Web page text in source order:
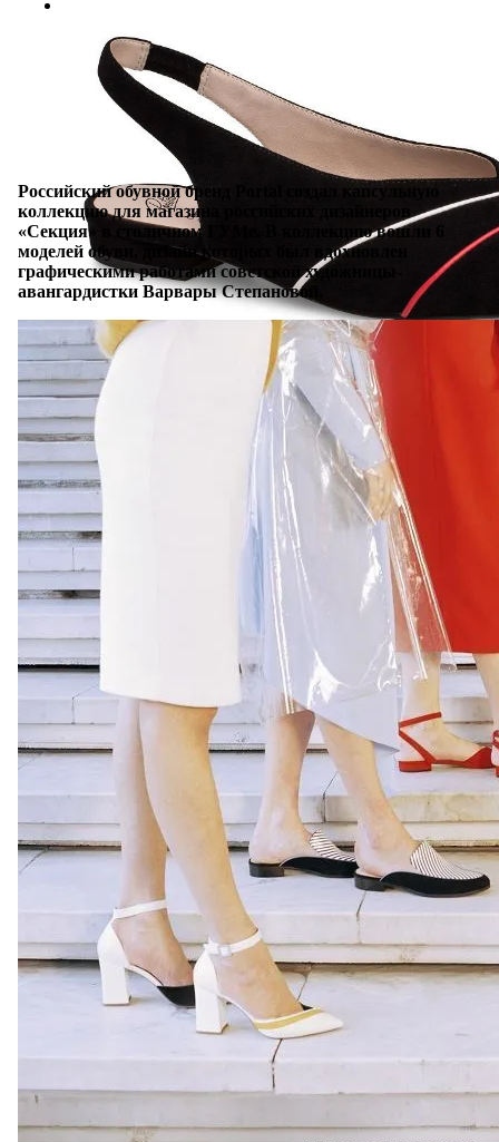
Российский обувной бренд Portal создал капсульную
коллекцию для магазина российских дизайнеров
«Секция» в столичном ГУМе. В коллекцию вошли 6
моделей обуви, дизайн которых был вдохновлен
графическими работами советской художницы-
авангардистки Варвары Степановой.